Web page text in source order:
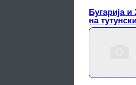
Бугарија
на